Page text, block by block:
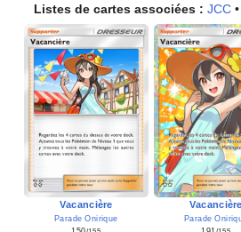
Listes de cartes associées : JCC•
Vacancière
Parade Onirique
Vacancière
Parade